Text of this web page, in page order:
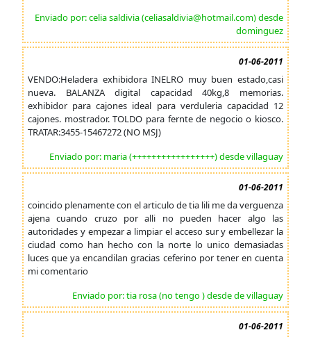
Enviado por: celia saldivia (celiasaldivia@hotmail.com) desde
dominguez
01-06-2011
VENDO:Heladera exhibidora INELRO muy buen estado,casi
nueva. BALANZA digital capacidad 40kg,8 memorias.
exhibidor para cajones ideal para verduleria capacidad 12
cajones. mostrador. TOLDO para fernte de negocio o kiosco.
TRATAR:3455-15467272 (NO MSJ)
Enviado por: maria (+++++++++++++++++) desde villaguay
01-06-2011
coincido plenamente con el articulo de tia lili me da verguenza
ajena cuando cruzo por alli no pueden hacer algo las
autoridades y empezar a limpiar el acceso sur y embellezar la
ciudad como han hecho con la norte lo unico demasiadas
luces que ya encandilan gracias ceferino por tener en cuenta
mi comentario
Enviado por: tia rosa (no tengo ) desde de villaguay
01-06-2011